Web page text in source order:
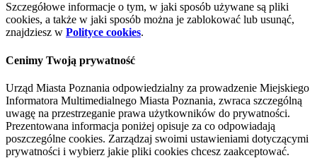
Szczegółowe informacje o tym, w jaki sposób używane są pliki
cookies, a także w jaki sposób można je zablokować lub usunąć,
znajdziesz w Polityce cookies.
Cenimy Twoją prywatność
Urząd Miasta Poznania odpowiedzialny za prowadzenie Miejskiego
Informatora Multimedialnego Miasta Poznania, zwraca szczególną
uwagę na przestrzeganie prawa użytkowników do prywatności.
Prezentowana informacja poniżej opisuje za co odpowiadają
poszczególne cookies. Zarządzaj swoimi ustawieniami dotyczącymi
prywatności i wybierz jakie pliki cookies chcesz zaakceptować.